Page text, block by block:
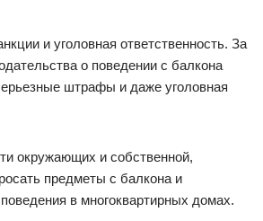
и уголовная ответственность. За
о поведении с балкона
штрафы и даже уголовная
окружающих и собственной,
предметы с балкона и
в многоквартирных домах.